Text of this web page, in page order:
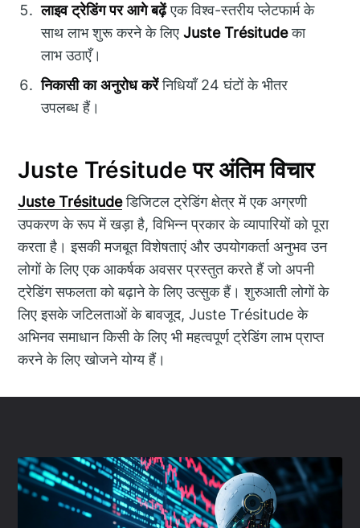
लाइव ट्रेडिंग पर आगे बढ़ेंएक विश्व-स्तरीय प्लेटफार्म के
साथ लाभ शुरू करने के लिएJuste Trésitudeका
लाभ उठाएँ।
निकासी का अनुरोध करेंनिधियाँ 24 घंटों के भीतर
उपलब्ध हैं।
Juste Trésitude पर अंतिम विचार
Juste Trésitudeडिजिटल ट्रेडिंग क्षेत्र में एक अग्रणी
उपकरण के रूप में खड़ा है, विभिन्न प्रकार के व्यापारियों को पूरा
करता है। इसकी मजबूत विशेषताएं और उपयोगकर्ता अनुभव उन
लोगों के लिए एक आकर्षक अवसर प्रस्तुत करते हैं जो अपनी
ट्रेडिंग सफलता को बढ़ाने के लिए उत्सुक हैं। शुरुआती लोगों के
लिए इसके जटिलताओं के बावजूद, Juste Trésitude के
अभिनव समाधान किसी के लिए भी महत्वपूर्ण ट्रेडिंग लाभ प्राप्त
करने के लिए खोजने योग्य हैं।